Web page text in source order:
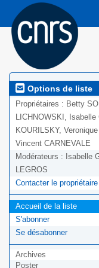
Options de liste
Propriétaires : Betty
LICHNOWSKI, Isabelle
KOURILSKY,
Vincent CARNEVALE
Modérateurs : Isabelle
LEGROS
Contacter le propriétaire
Accueil de la liste
S'abonner
Se désabonner
Archives
Poster